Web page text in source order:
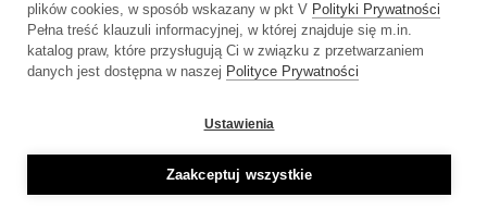
plików cookies, w sposób wskazany w pkt V Polityki Prywatności
Pełna treść klauzuli informacyjnej, w której znajduje się m.in.
katalog praw, które przysługują Ci w związku z przetwarzaniem
danych jest dostępna w naszej Polityce Prywatności
Ustawienia
Zaakceptuj wszystkie